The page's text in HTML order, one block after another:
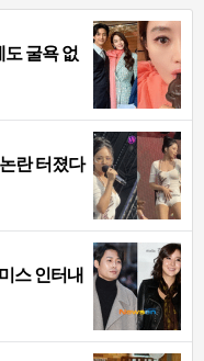
도 굴욕 없
란 터졌다
스 인터내